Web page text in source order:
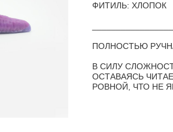
ФИТИЛЬ: ХЛОПОК
ПОЛНОСТЬЮ
В СИЛУ
ОСТАВАЯСЬ
РОВНОЙ, ЧТО НЕ